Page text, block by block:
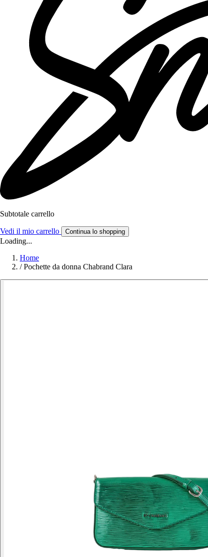
Subtotale carrello
Vedi il mio carrello Continua lo shopping
Loading...
Home
/ Pochette da donna Chabrand Clara